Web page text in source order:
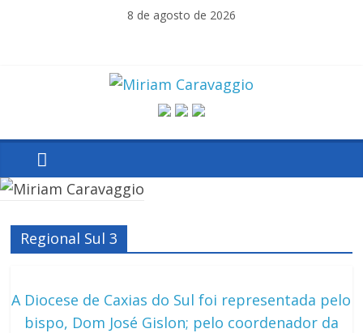
8 de agosto de 2026
Caravaggio
–
RSRegional Sul 3
A Diocese de Caxias do Sul foi representada pelo
bispo, Dom José Gislon; pelo coordenador da